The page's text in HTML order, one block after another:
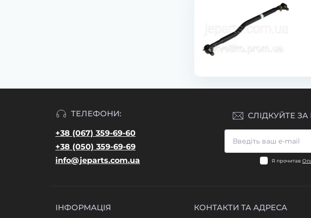
ТЕЛЕФОНИ:
+38 (067) 359-69-60
+38 (050) 359-69-69
info@jeparts.com.ua
СЛІДКУЙТЕ
Я прочитав
ІНФОРМАЦІЯ КОНТАКТИ ТА АДРЕСА